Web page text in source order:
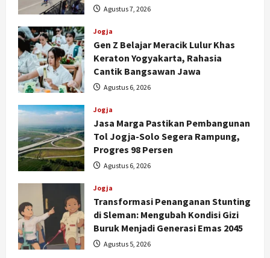
Agustus 7, 2026
Jogja
Gen Z Belajar Meracik Lulur Khas
Keraton Yogyakarta, Rahasia
Cantik Bangsawan Jawa
Agustus 6, 2026
Jogja
Jasa Marga Pastikan Pembangunan
Tol Jogja-Solo Segera Rampung,
Progres 98 Persen
Agustus 6, 2026
Jogja
Transformasi Penanganan Stunting
di Sleman: Mengubah Kondisi Gizi
Buruk Menjadi Generasi Emas 2045
Agustus 5, 2026
Jogja